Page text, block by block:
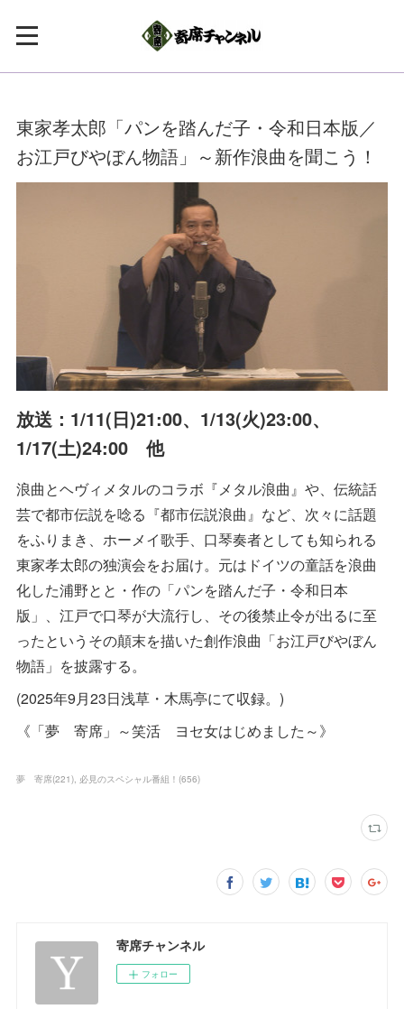
東家孝太郎「パンを踏んだ子・令和日本版／
お江戸びやぼん物語」～新作浪曲を聞こう！
放送：1/11(日)21:00、1/13(火)23:00、
1/17(土)24:00 他
浪曲とヘヴィメタルのコラボ『メタル浪曲』や、伝統話
芸で都市伝説を唸る『都市伝説浪曲』など、次々に話題
をふりまき、ホーメイ歌手、口琴奏者としても知られる
東家孝太郎の独演会をお届け。元はドイツの童話を浪曲
化した浦野とと・作の「パンを踏んだ子・令和日本
版」、江戸で口琴が大流行し、その後禁止令が出るに至
ったというその顛末を描いた創作浪曲「お江戸びやぼん
物語」を披露する。
(2025年9月23日浅草・木馬亭にて収録。)
《「夢 寄席」～笑活 ヨセ女はじめました～》
夢 寄席(221) 必見のスペシャル番組！ (656)
寄席チャンネル
フォロー